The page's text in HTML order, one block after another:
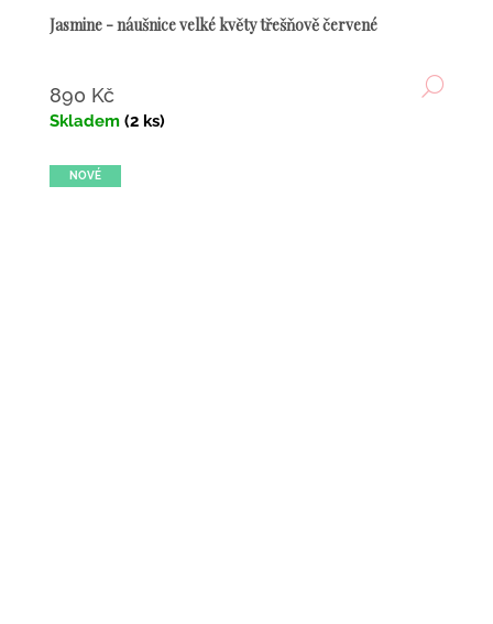
Jasmine - náušnice velké květy třešňově červené
890 Kč
Skladem (2 ks)
NOVÉ